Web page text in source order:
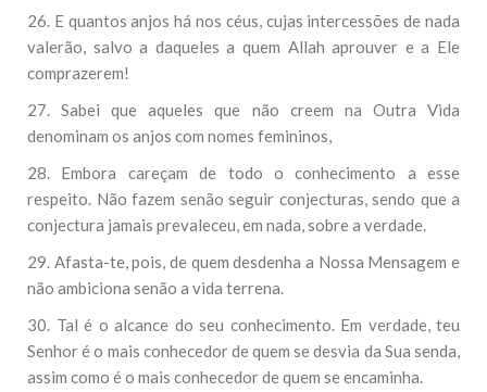
26. E quantos anjos há nos céus, cujas intercessões de nada
valerão, salvo a daqueles a quem Allah aprouver e a Ele
comprazerem!
27. Sabei que aqueles que não creem na Outra Vida
denominam os anjos com nomes femininos,
28. Embora careçam de todo o conhecimento a esse
respeito. Não fazem senão seguir conjecturas, sendo que a
conjectura jamais prevaleceu, em nada, sobre a verdade.
29. Afasta-te, pois, de quem desdenha a Nossa Mensagem e
não ambiciona senão a vida terrena.
30. Tal é o alcance do seu conhecimento. Em verdade, teu
Senhor é o mais conhecedor de quem se desvia da Sua senda,
assim como é o mais conhecedor de quem se encaminha.